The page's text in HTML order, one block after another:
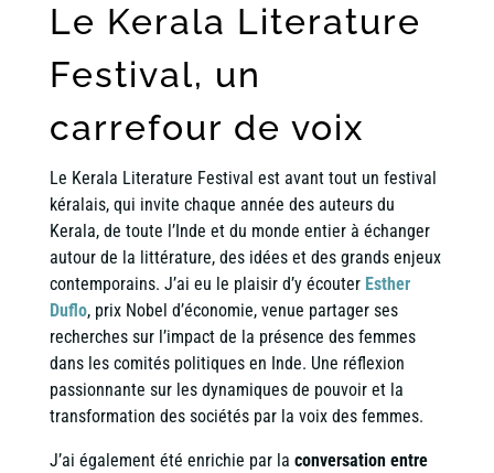
Le Kerala Literature
Festival, un
carrefour de voix
Le Kerala Literature Festival est avant tout un festival
kéralais, qui invite chaque année des auteurs du
Kerala, de toute l’Inde et du monde entier à échanger
autour de la littérature, des idées et des grands enjeux
contemporains. J’ai eu le plaisir d’y écouter Esther
Duflo, prix Nobel d’économie, venue partager ses
recherches sur l’impact de la présence des femmes
dans les comités politiques en Inde. Une réflexion
passionnante sur les dynamiques de pouvoir et la
transformation des sociétés par la voix des femmes.
J’ai également été enrichie par la conversation entre